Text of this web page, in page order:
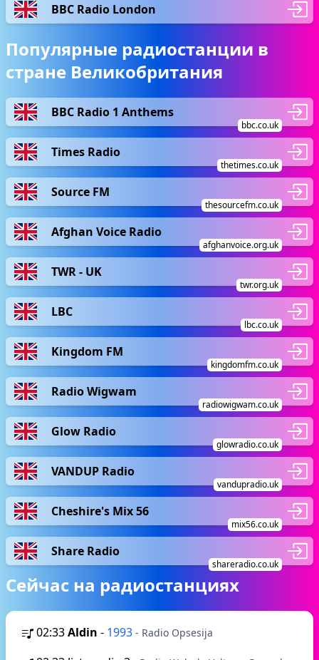
BBC Radio London
Популярные радиостанции в
стране Великобритания
BBC Radio 1 Anthems
bbc.co.uk
Times Radio
thetimes.co.uk
Source FM
thesourcefm.co.uk
Afghan Voice Radio
afghanvoice.org.uk
TWR - UK
twr.org.uk
LBC
lbc.co.uk
Kingdom FM
kingdomfm.co.uk
Radio Wigwam
radiowigwam.co.uk
Glow Radio
glowradio.co.uk
VANDUP Radio
vandupradio.uk
Cheshire's Mix 56
mix56.co.uk
Share Radio
shareradio.co.uk
Сейчас на радиостанциях
02:33Aldin - 1993 - Radio Opsesija